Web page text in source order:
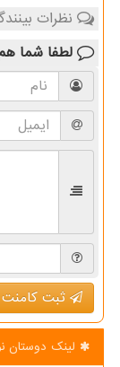
نظرات
لطفا شما
ثبت کامنت
لینک دوستان